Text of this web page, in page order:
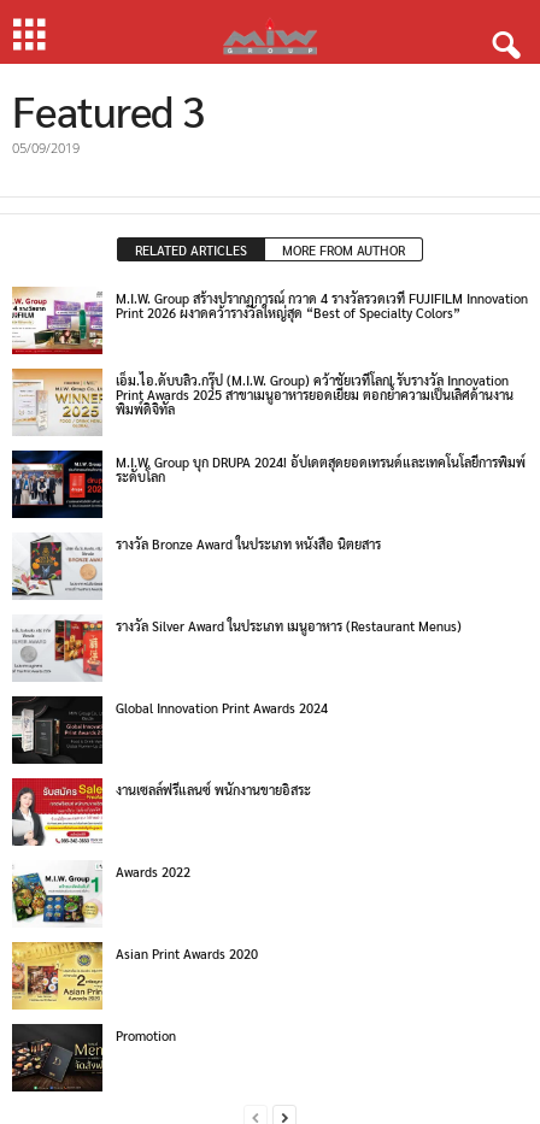
Featured 3
05/09/2019
RELATED ARTICLES MORE FROM AUTHOR
M.I.W. Group สร้างปรากฏการณ์ กวาด 4 รางวัลรวดเวที FUJIFILM Innovation
Print 2026 ผงาดคว้ารางวัลใหญ่สุด “Best of Specialty Colors”
เอ็ม.ไอ.ดับบลิว.กรุ๊ป (M.I.W. Group) คว้าชัยเวทีโลก! รับรางวัล Innovation
Print Awards 2025 สาขาเมนูอาหารยอดเยี่ยม ตอกย้ำความเป็นเลิศด้านงาน
พิมพ์ดิจิทัล
M.I.W. Group บุก DRUPA 2024! อัปเดตสุดยอดเทรนด์และเทคโนโลยีการพิมพ์
ระดับโลก
รางวัล Bronze Award ในประเภท หนังสือ นิตยสาร
รางวัล Silver Award ในประเภท เมนูอาหาร (Restaurant Menus)
Global Innovation Print Awards 2024
งานเซลล์ฟรีแลนซ์ พนักงานขายอิสระ
Awards 2022
Asian Print Awards 2020
Promotion